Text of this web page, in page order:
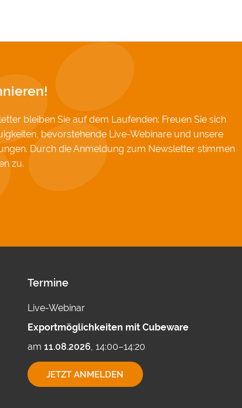
bleiben Sie auf dem Laufenden: Freuen Sie sich
bevorstehende Live-Webinare und unsere
Durch die Anmeldung zum Newsletter stimmen
zu.
Termine
Live-Webinar
Exportmöglichkeiten mit Cubeware
am11.08.2026, 14:00–14:20
JETZT ANMELDEN EXPORTMÖGLICHKEITEN
MIT